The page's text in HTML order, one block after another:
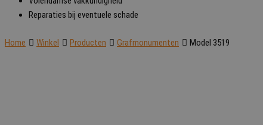
Reparaties bij eventuele schade
Home Winkel Producten Grafmonumenten Model 3519